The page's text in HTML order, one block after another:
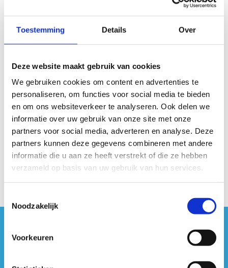
Toestemming Details Over
Deze website maakt gebruik van cookies
We gebruiken cookies om content en advertenties te
personaliseren, om functies voor social media te bieden
en om ons websiteverkeer te analyseren. Ook delen we
informatie over uw gebruik van onze site met onze
partners voor social media, adverteren en analyse. Deze
partners kunnen deze gegevens combineren met andere
informatie die u aan ze heeft verstrekt of die ze hebben
verzameld op basis van uw gebruik van hun services.
Noodzakelijk
Voorkeuren
water of een sportdrank) en eventueel een koekje.
Heb je vragen? Spreek gerust de lesgever aan.
Heb je toch nog vragen? Contacteer
ons
+32 89 86 91 30
Stuur een bericht
#sportersbelevenmeer